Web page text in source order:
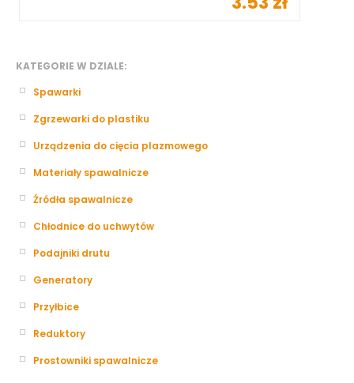
KATEGORIE W DZIALE:
Spawarki
Zgrzewarki do plastiku
Urządzenia do cięcia plazmowego
Materiały spawalnicze
Źródła spawalnicze
Chłodnice do uchwytów
Podajniki drutu
Generatory
Przyłbice
Reduktory
Prostowniki spawalnicze